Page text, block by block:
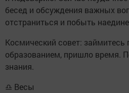
бесед и обсуждения важных
отстраниться и побыть
Космический совет:
образованием, пришло время.
знания.
♎ Весы